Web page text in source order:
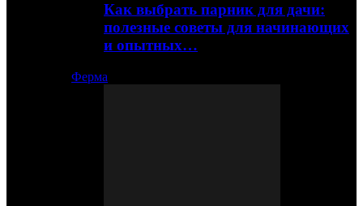
Как выбрать парник для дачи:
полезные советы для начинающих
и опытных…
Ферма